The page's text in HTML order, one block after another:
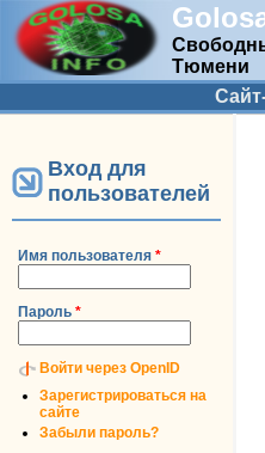
Тюмени
Дополнительное
Вход для
пользователей
Имя пользователя *
Пароль *
Войти через OpenID
Зарегистрироваться на
сайте
Забыли пароль?